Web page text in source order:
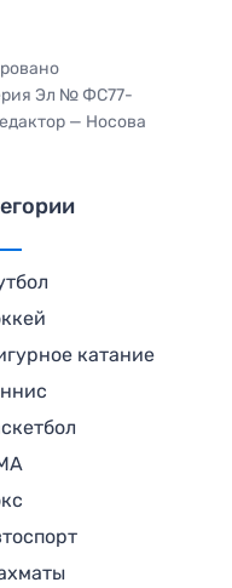
Эл № ФС77-
— Носова
катание